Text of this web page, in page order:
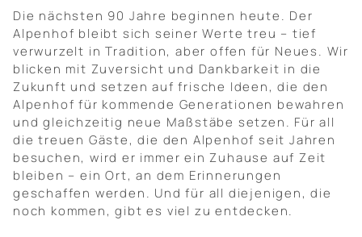
Die nächsten 90 Jahre beginnen heute. Der
Alpenhof bleibt sich seiner Werte treu – tief
verwurzelt in Tradition, aber offen für Neues. Wir
blicken mit Zuversicht und Dankbarkeit in die
Zukunft und setzen auf frische Ideen, die den
Alpenhof für kommende Generationen bewahren
und gleichzeitig neue Maßstäbe setzen. Für all
die treuen Gäste, die den Alpenhof seit Jahren
besuchen, wird er immer ein Zuhause auf Zeit
bleiben – ein Ort, an dem Erinnerungen
geschaffen werden. Und für all diejenigen, die
noch kommen, gibt es viel zu entdecken.